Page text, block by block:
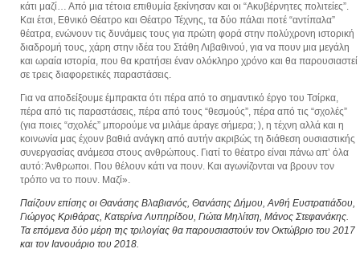
κάτι μαζί… Από μια τέτοια επιθυμία ξεκίνησαν και οι “Ακυβέρνητες πολιτείες”.
Και έτσι, Εθνικό Θέατρο και Θέατρο Τέχνης, τα δύο πάλαι ποτέ “αντίπαλα”
θέατρα, ενώνουν τις δυνάμεις τους για πρώτη φορά στην πολύχρονη ιστορική
διαδρομή τους, χάρη στην ιδέα του Στάθη Λιβαθινού, για να πουν μια μεγάλη
και ωραία ιστορία, που θα κρατήσει έναν ολόκληρο χρόνο και θα παρουσιαστεί
σε τρεις διαφορετικές παραστάσεις.
Για να αποδείξουμε έμπρακτα ότι πέρα από το σημαντικό έργο του Τσίρκα,
πέρα από τις παραστάσεις, πέρα από τους “θεσμούς”, πέρα από τις “σχολές”
(για ποιες “σχολές” μπορούμε να μιλάμε άραγε σήμερα; ), η τέχνη αλλά και η
κοινωνία μας έχουν βαθιά ανάγκη από αυτήν ακριβώς τη διάθεση ουσιαστικής
συνεργασίας ανάμεσα στους ανθρώπους. Γιατί το θέατρο είναι πάνω απ’ όλα
αυτό: Άνθρωποι. Που θέλουν κάτι να πουν. Και αγωνίζονται να βρουν τον
τρόπο να το πουν. Μαζί».
Παίζουν επίσης οι Θανάσης Βλαβιανός, Θανάσης Δήμου, Ανθή Ευστρατιάδου,
Γιώργος Κριθάρας, Κατερίνα Λυπηρίδου, Γιώτα Μηλίτση, Μάνος Στεφανάκης.
Τα επόμενα δύο μέρη της τριλογίας θα παρουσιαστούν τον Οκτώβριο του 2017
και τον Ιανουάριο του 2018.